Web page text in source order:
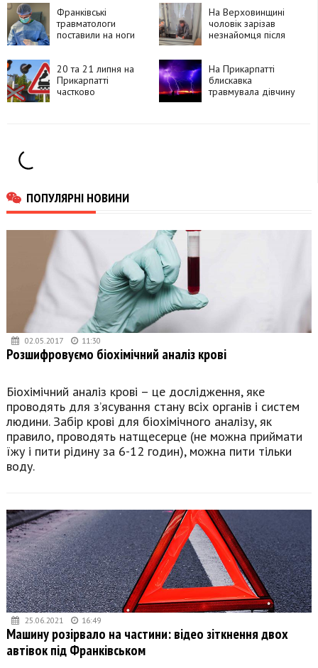
Telegram і збував їх
покупцям
Франківські
травматологи
поставили на ноги
операції
На Верховинщині
чоловік зарізав
незнайомця після
намагався видати
вбивство за
самогубство
20 та 21 липня на
Прикарпатті
частково
На Прикарпатті
блискавка
травмувала дівчину
ПОПУЛЯРНІ НОВИНИ
02.05.2017 11:30
Розшифровуємо біохімічний аналіз крові
Біохімічний аналіз крові – це дослідження, яке
проводять для з’ясування стану всіх органів і систем
людини. Забір крові для біохімічного аналізу, як
правило, проводять натщесерце (не можна приймати
їжу і пити рідину за 6-12 годин), можна пити тільки
воду.
25.06.2021 16:49
Машину розірвало на частини: відео зіткнення двох
автівок під Франківськом